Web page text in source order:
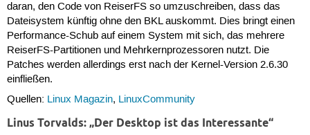
daran, den Code von ReiserFS so umzuschreiben, dass das
Dateisystem künftig ohne den BKL auskommt. Dies bringt einen
Performance-Schub auf einem System mit sich, das mehrere
ReiserFS-Partitionen und Mehrkernprozessoren nutzt. Die
Patches werden allerdings erst nach der Kernel-Version 2.6.30
einfließen.
Quellen: Linux Magazin, LinuxCommunity
Linus Torvalds: „Der Desktop ist das Interessante“